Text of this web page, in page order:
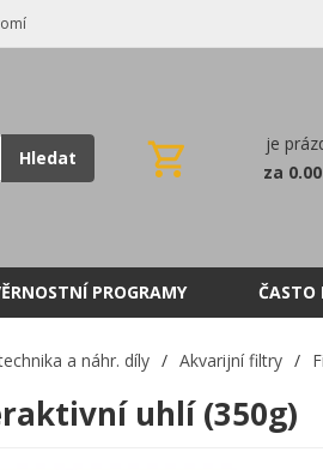
Hledat
je
za
PROGRAMY ČASTO
a náhr. díly / Akvarijní filtry /
uhlí (350g)